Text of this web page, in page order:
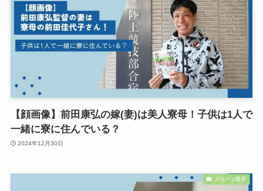
【顔画像】前田康弘の嫁(妻)は美人寮母！子供は1人で
一緒に寮に住んでいる？
2024年12月30日
スポーツ選手